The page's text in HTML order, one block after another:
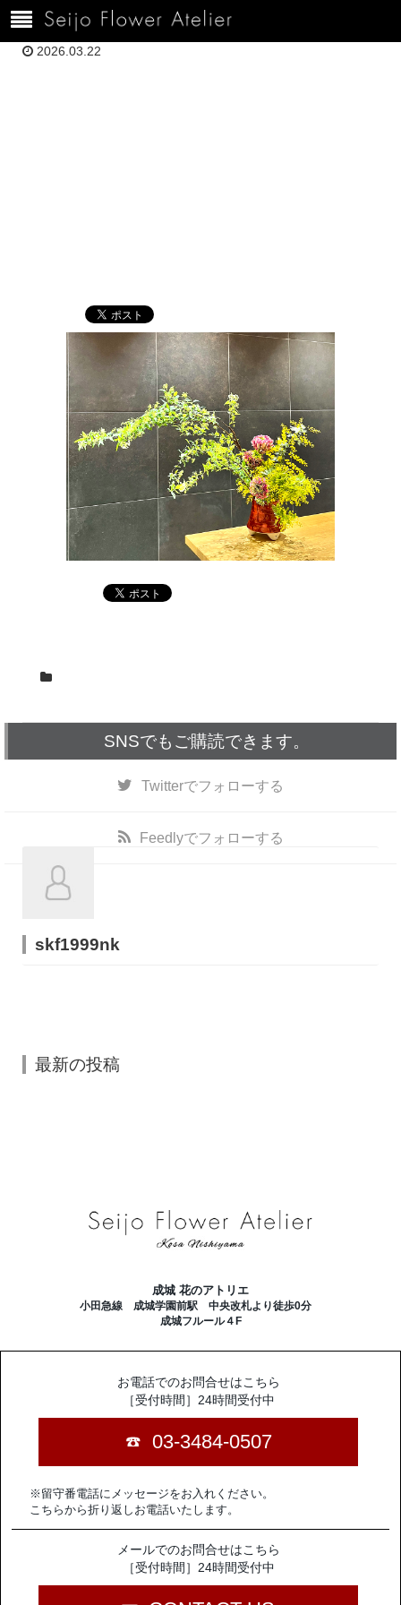
ホーム 1000H3.22伊達71B078EA-98D8-4F6A-9CFB-CDC00D7A30B6
2026.03.22
98D8-4F6A-
9CFB-
CDC00D7A30B6
SNSでもご購読できます。
Twitterでフォローする
Feedlyでフォローする
skf1999nk
最新の投稿
成城 花のアトリエ
小田急線 成城学園前駅 中央改札より徒歩0分
成城フルール４F
お電話でのお問合せはこちら
［受付時間］24時間受付中
03-3484-0507
※留守番電話にメッセージをお入れください。
こちらから折り返しお電話いたします。
メールでのお問合せはこちら
［受付時間］24時間受付中